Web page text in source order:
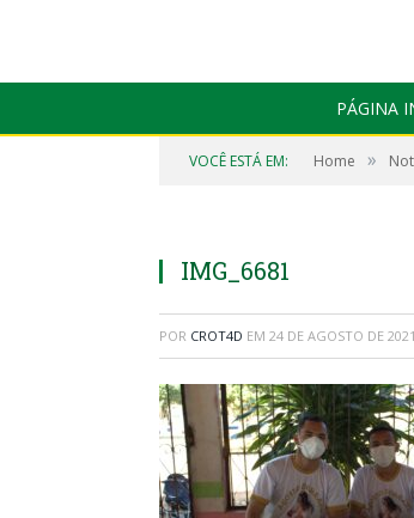
PÁGINA
VOCÊ ESTÁ EM: Home »
IMG_6681
POR CROT4D EM 24 DE AGOSTO DE 2021